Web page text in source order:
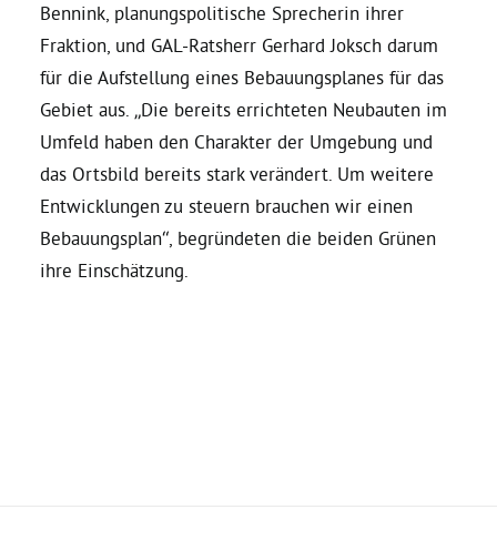
Fraktionsgeschäftsstelle
Aktiv werden
Termine
Bennink, planungspolitische Sprecherin ihrer
Fraktion, und GAL-Ratsherr Gerhard Joksch darum
für die Aufstellung eines Bebauungsplanes für das
Gebiet aus. „Die bereits errichteten Neubauten im
Umfeld haben den Charakter der Umgebung und
das Ortsbild bereits stark verändert. Um weitere
Entwicklungen zu steuern brauchen wir einen
Bebauungsplan“, begründeten die beiden Grünen
ihre Einschätzung.